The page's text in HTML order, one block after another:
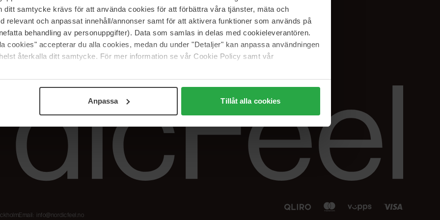
ditt samtycke krävs för att använda cookies för att förbättra våra tjänster, mäta och
relevant och anpassat innehåll/annonser samt för att aktivera funktioner som används på
behandling av personuppgifter). Data som samlas in delas med cookieleverantören.
cookies" accepterar du alla cookies, medan du under "Detaljer" kan anpassa användningen
återkalla ditt samtycke. För mer information se vår Cookie Policy samt vår
Anpassa Tillåt alla cookies
The Beauty Edit
Jobb hos oss
Samarbeidspartner
Spor bestillingen min
Retur og reklamasjon
Blush har blitt
Nordicfeel
Instagram
Linkedin
Email: info@nordicfeel.no